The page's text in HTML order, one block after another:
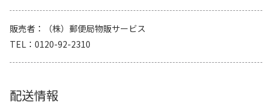
販売者
（株）郵便局物販サービス
TEL
0120-92-2310
配送情報